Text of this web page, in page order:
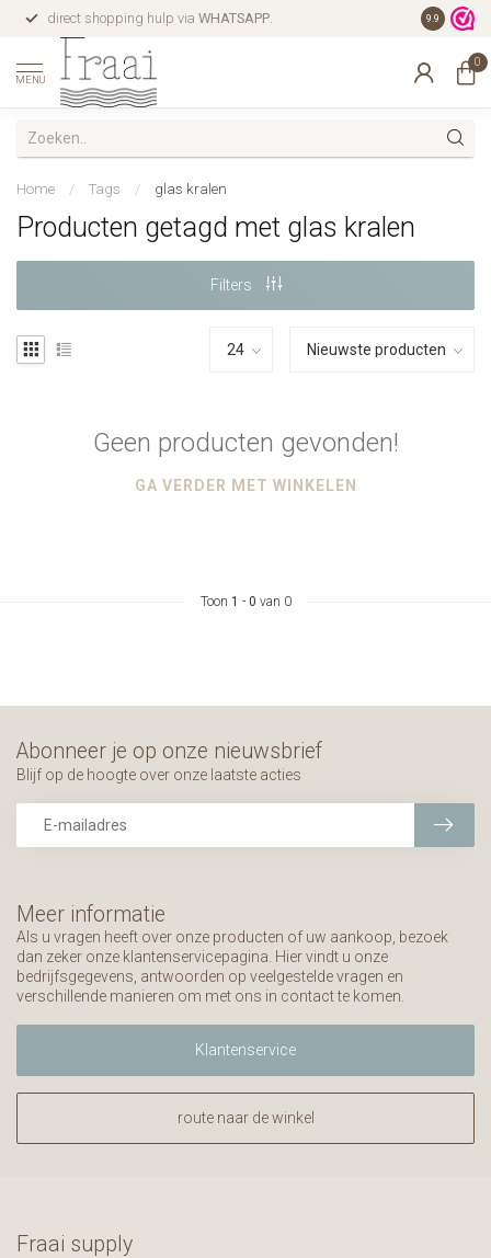
direct shopping hulp via WHATSAPP. gratis
9.9
MENU
0
Home / Tags / glas kralen
Producten getagd met glas kralen
Filters
Geen producten gevonden!
GA VERDER MET WINKELEN
Toon 1 - 0 van 0
Meer informatie
Als u vragen heeft over onze producten of uw aankoop, bezoek
dan zeker onze klantenservicepagina. Hier vindt u onze
bedrijfsgegevens, antwoorden op veelgestelde vragen en
verschillende manieren om met ons in contact te komen.
Klantenservice
route naar de winkel
Abonneer je op onze nieuwsbrief
Blijf op de hoogte over onze laatste acties
Fraai supply